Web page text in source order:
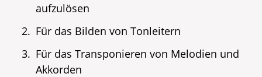
aufzulösen
Für das Bilden von Tonleitern
Für das Transponieren von Melodien und
Akkorden